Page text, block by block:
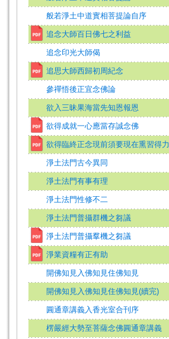
般若淨土中道實相菩提論自序
追念大師百日佛七之利益
追念印光大師偈
追思大師西歸初周紀念
參禪悟後正宜念佛論
欲入三昧果海當先知恩報恩
欲得成就一心應當存誠念佛
欲得臨終正念現前須要現在熏習得力
淨土法門古今異同
淨土法門有事有理
淨土法門性修不二
淨土法門普攝群機之芻議
淨土法門普攝羣機之芻議
淨業資糧有正有助
開佛知見入佛知見住佛知見
開佛知見入佛知見住佛知見(續完)
圓通章講義入香光室合刊序
楞嚴經大勢至菩薩念佛圓通章講義